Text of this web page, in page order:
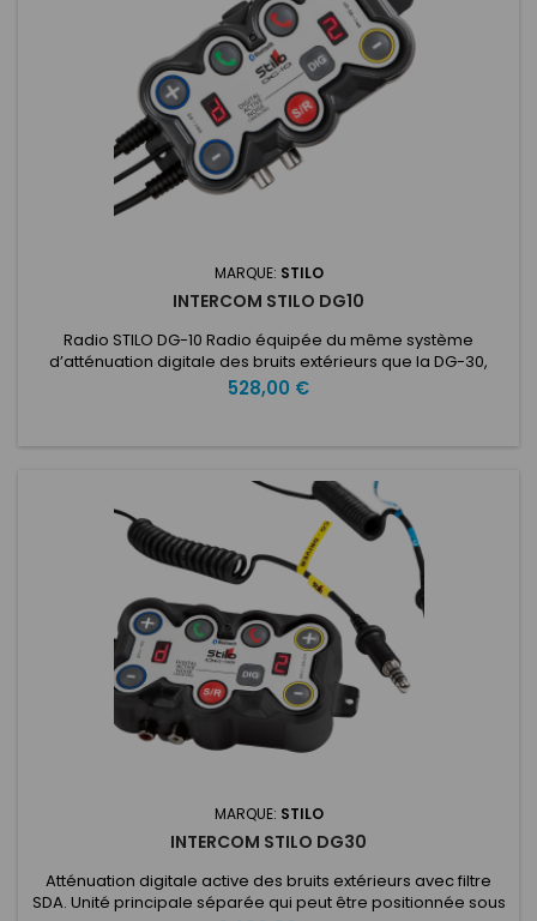
MARQUE: STILO
INTERCOM STILO DG10
Radio STILO DG-10 Radio équipée du même système
d’atténuation digitale des bruits extérieurs que la DG-30,
avec des fonctionnalités simplifiées ! Atténuation digitale
active des bruits extérieurs avec filtre SDA. Bluetooth intégré
Prix
528,00 €
MARQUE: STILO
INTERCOM STILO DG30
Atténuation digitale active des bruits extérieurs avec filtre
SDA. Unité principale séparée qui peut être positionnée sous